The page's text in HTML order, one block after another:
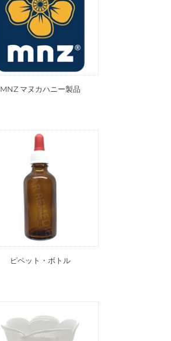
MNZ マヌカハニー製品
ピペット・ボトル